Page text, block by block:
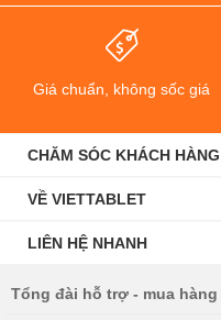
Giá chuẩn, không sốc giá
CHĂM SÓC KHÁCH HÀNG
VỀ VIETTABLET
LIÊN HỆ NHANH
Tổng đài hỗ trợ - mua hàng